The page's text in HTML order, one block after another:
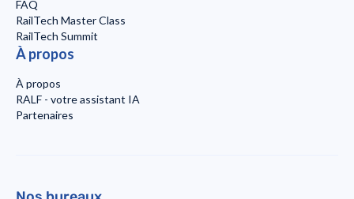
FAQ
RailTech Master Class
RailTech Summit
À propos
À propos
RALF - votre assistant IA
Partenaires